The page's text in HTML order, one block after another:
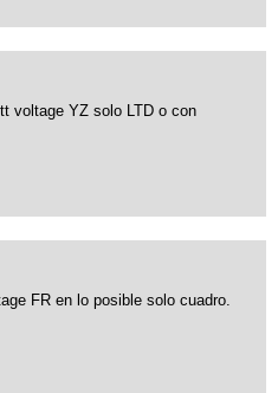
voltage YZ solo LTD o con
FR en lo posible solo cuadro.